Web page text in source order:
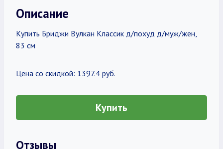
Описание
Купить Бриджи Вулкан Классик д/похуд д/муж/жен,
83 см
Цена со скидкой: 1397.4 руб.
Купить
Отзывы